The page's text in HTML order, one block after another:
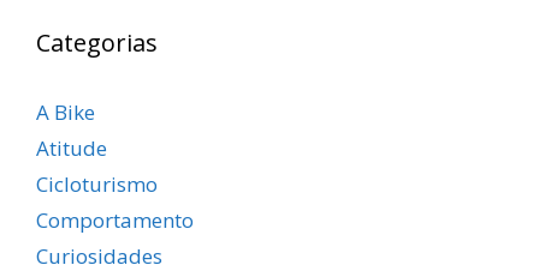
Categorias
A Bike
Atitude
Cicloturismo
Comportamento
Curiosidades